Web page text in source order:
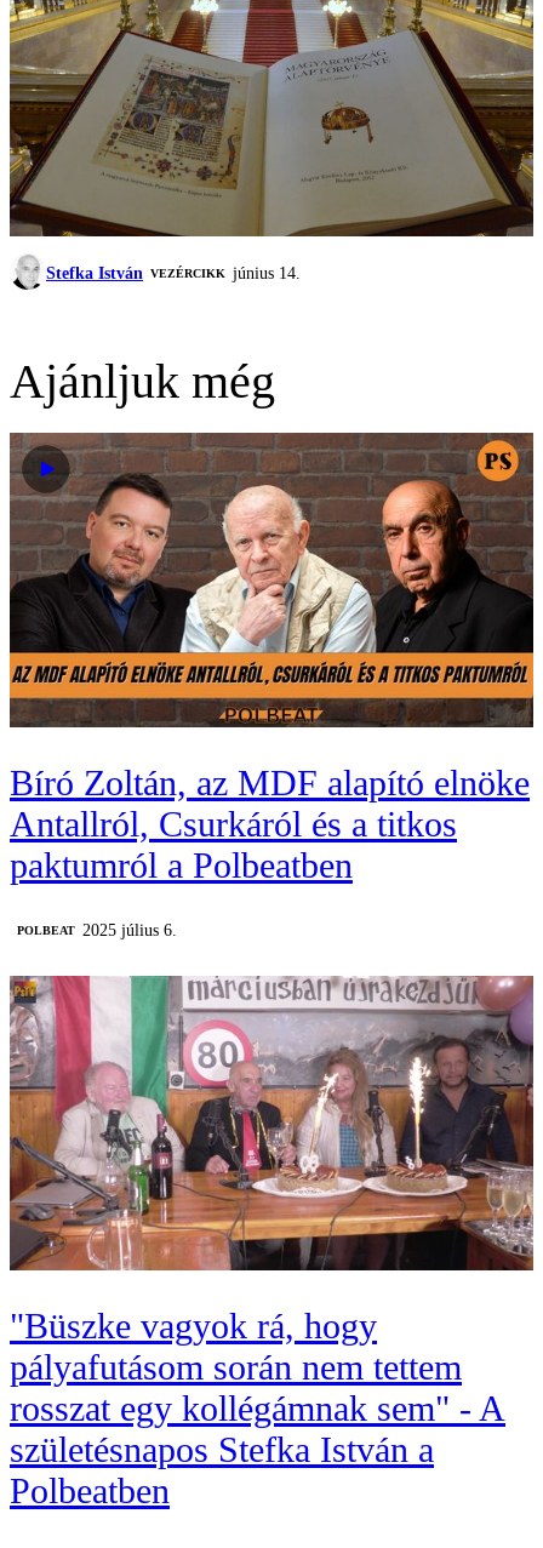
Stefka István VEZÉRCIKK június 14.
Ajánljuk még
Bíró Zoltán, az MDF alapító elnöke
Antallról, Csurkáról és a titkos
paktumról a Polbeatben
‎POLBEAT 2025 július 6.
"Büszke vagyok rá, hogy
pályafutásom során nem tettem
rosszat egy kollégámnak sem" - A
születésnapos Stefka István a
Polbeatben